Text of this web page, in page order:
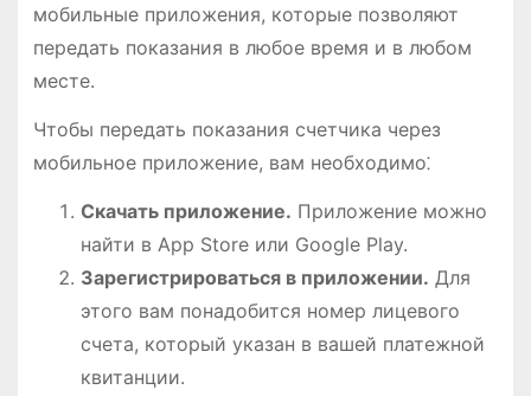
мобильные приложения, которые позволяют
передать показания в любое время и в любом
месте.
Чтобы передать показания счетчика через
мобильное приложение, вам необходимо⁚
Скачать приложение. Приложение можно
найти в App Store или Google Play.
Зарегистрироваться в приложении. Для
этого вам понадобится номер лицевого
счета, который указан в вашей платежной
квитанции.